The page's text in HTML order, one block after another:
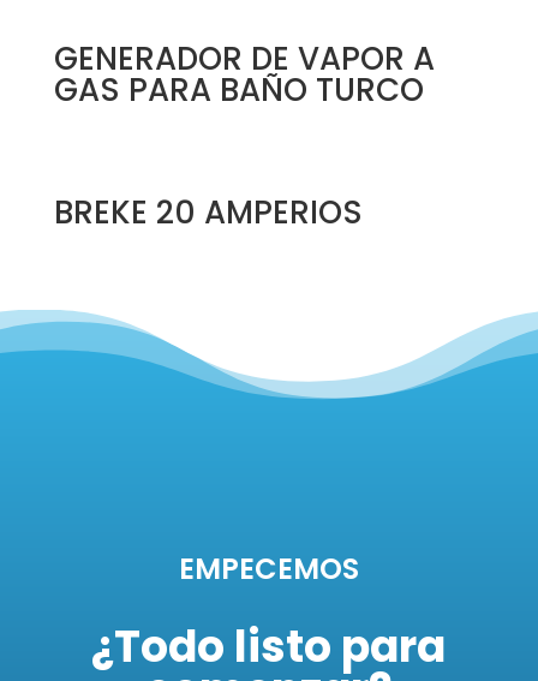
GENERADOR DE VAPOR A
GAS PARA BAÑO TURCO
BREKE 20 AMPERIOS
EMPECEMOS
¿Todo listo para